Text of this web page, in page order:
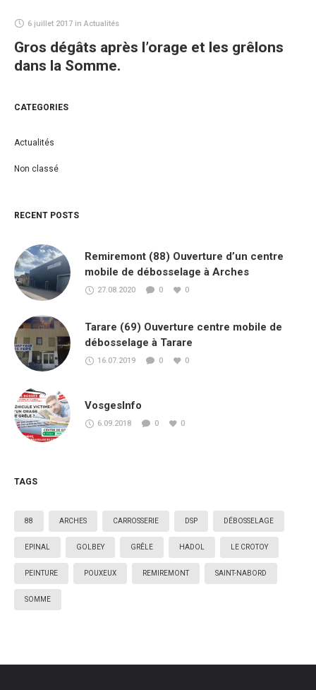
6 juillet 2017 in Actualités
Gros dégâts après l’orage et les grêlons
dans la Somme.
CATEGORIES
Actualités
Non classé
RECENT POSTS
Remiremont (88) Ouverture d’un centre
mobile de débosselage à Arches
27.08.2020 0 0
Tarare (69) Ouverture centre mobile de
débosselage à Tarare
16.07.2019 0 0
VosgesInfo
6.09.2018 0 0
TAGS
88 ARCHES CARROSSERIE DSP DÉBOSSELAGE
EPINAL GOLBEY GRÊLE HADOL LE CROTOY
PEINTURE POUXEUX REMIREMONT SAINT-NABORD
SOMME